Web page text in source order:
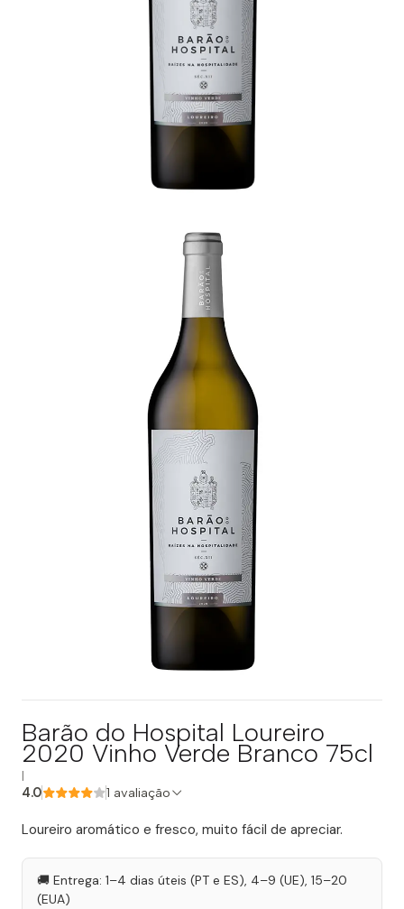
Barão do Hospital Loureiro
2020 Vinho Verde Branco 75cl
4.0 1 avaliação
Loureiro aromático e fresco, muito fácil de apreciar.
🚚 Entrega: 1–4 dias úteis (PT e ES), 4–9 (UE), 15–20
(EUA)